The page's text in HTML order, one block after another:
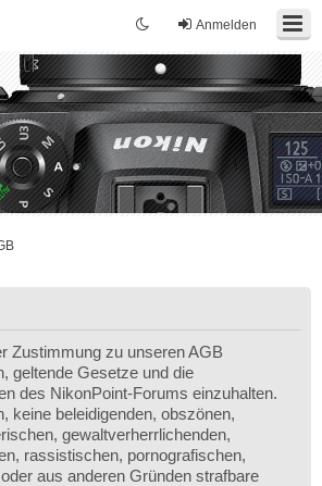
Anmelden
Zustimmung zu unseren AGB
geltende Gesetze und die
des NikonPoint-Forums einzuhalten.
keine beleidigenden, obszönen,
gewaltverherrlichenden,
rassistischen, pornografischen,
aus anderen Gründen strafbare